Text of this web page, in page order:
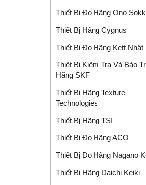
Thiết Bị Đo Hãng Ono
Thiết Bị Hãng Cygnus
Thiết Bị Đo Hãng Kett Nhật
Thiết Bị Kiểm Tra Và Bảo
Hãng SKF
Thiết Bị Hãng Texture
Technologies
Thiết Bị Hãng TSI
Thiết Bị Đo Hãng ACO
Thiết Bị Đo Hãng Nagano
Thiết Bị Hãng Daichi Keiki